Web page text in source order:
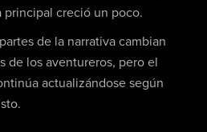
principal creció un poco.
de la narrativa cambian
de los aventureros, pero el
actualizándose según